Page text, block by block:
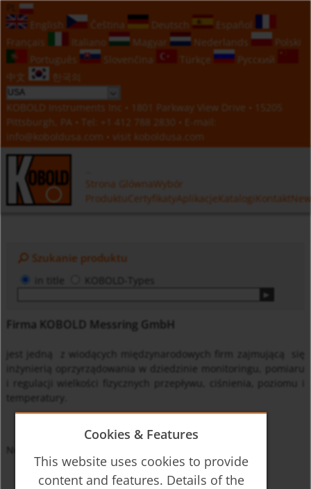
English
Čeština Deutsch
Español
Français
Italiano Magyar Nederlands
Polski
Português
Slovenčina Türkçe
Русский
中文
한국의
KOBOLD Instruments Inc • 1801 Parkway View Drive • 15205
Pittsburgh, PA • Tel:
+1 412 788 2830 • E-mail:
info@koboldusa.com • visit koboldusa.com
Strona GlównaWybór
Produktu CertyfikatyAplikacjeKatalogi Kontakt
Szukanie produktu
KOBOLD-Types
Firma KOBOLD Messring GmbH
jest jedną z wiodących międzynarodowych firm zajmującą si
ynierią oprzyrządowania w dziedzinie monitoringu, pomiaru
i regulacji wielko
ci fizycznych przepływu, ci
temperatury.
No positions vacant at this moment.
Cookies & Features
This website uses cookies to provide
content and features. Details of the